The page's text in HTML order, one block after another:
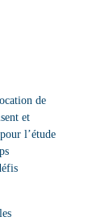
de
et
l’étude